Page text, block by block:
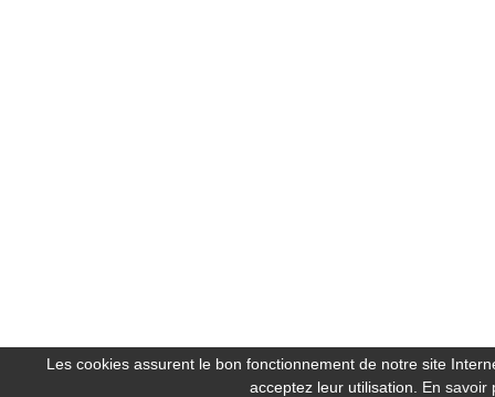
Les cookies assurent le bon fonctionnement de notre site
acceptez leur utilisation. En savoir